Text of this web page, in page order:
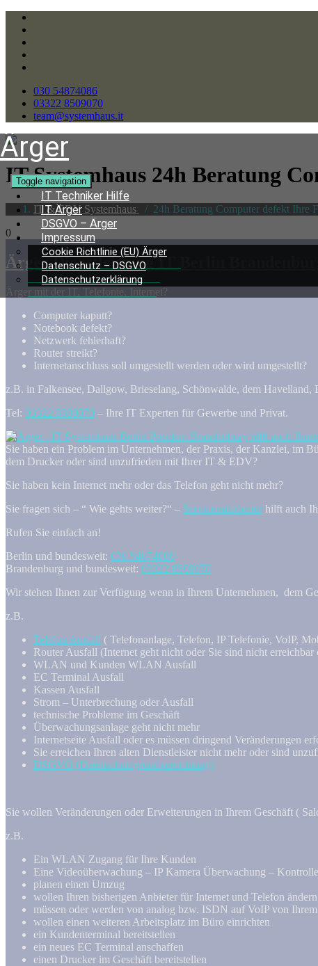
030 54874086
03322 8509070
team@systemhaus.it
Ärger
Toggle navigation
IT Techniker Hilfe
IT Ärger
DSGVO – Ärger
Impressum
Cookie Richtlinie (EU) Ärger
Datenschutz – DSGVO
Datenschutzerklärung
IT Systemhaus 24h Beratung
IT & EDV Systemhaus / 24h Beratung Computer defekt Ihre
0
Ärger Dienstleistung IT Berlin Brandenburg
Ärger mit der IT, Telefonie, Internet?
Computer kaputt?
Notebook defekt?
Netzwerk fehlerhaft?
Router streikt?
Internetanschluss soll umgestellt werden oder wird umgestellt?
z.B. in Falkensee, Dallgow, Brieselang, Schönwalde, dem Havelland,
Tel: 03322 8509070 – Ihre IT Experten für Gewerbe und Privat.
Sie haben ein Problem im Unternehmen, der Praxis, der Kanzlei, im
dem Drucker oder sind unzufrieden mit Ihrer IT & EDV?
Sie haben kein Internet mehr oder das Telefon geht nicht mehr?
Sie fragen sich – “ Wie gehts weiter?“ – Servicemitarbeiter hilft auch
Rufen Sie einfach an!
Berlin und bundesweit: 030 54874086
Brandenburg und bundesweit: 03322 8509070
Wir stehen Ihnen zur Verfügung wenn in Ihrem Unternehmen, dem
z.B.
Telefon Ausfall ( Telefonanlage, Telefon, IP Telefonie, VoIP,
Router Ausfall (Internet geht nicht oder Sie sind nicht
WLAN und Kunden WLAN Ausfall
EC Terminal Ausfall
Kassen Ausfall
Strom – Unterbrechung oder Ausfall
technische Probleme im Geschäft
Überwachungsanlage geht nicht mehr
Internetseite Ausfall oder es müssen dringend Veränderungen
Sie erreichen Ihren alten Dienstleister nicht mehr oder sind
DSGVO (Datenschutzgrundverordnung)
Sie wollen Veränderungen oder Erweiterungen in Ihrem Geschäft (
z.B.
Ein WLAN Zugang für Ihre Kunden
Eine Videoüberwachung – IP Kamera Überwachung –
planen einen Umzug
wollen Ihren bisherigen Anbieter für Internet und Telefon ändern
müssen oder werden von analog bzw. ISDN auf VoIP von
wollen einen weiteren Arbeitsplatz im Büro einrichten
ein Kundenterminal bereitstellen
ein neues EC Terminal anschaffen
einen Drucker im Geschäft bereitstellen